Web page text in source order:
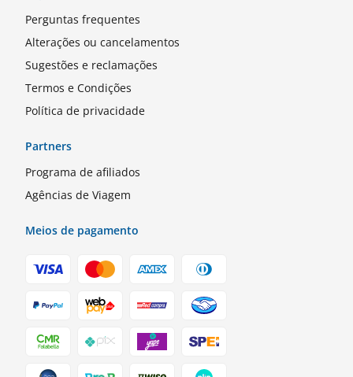
Perguntas frequentes
Alterações ou cancelamentos
Sugestões e reclamações
Termos e Condições
Política de privacidade
Partners
Programa de afiliados
Agências de Viagem
Meios de pagamento